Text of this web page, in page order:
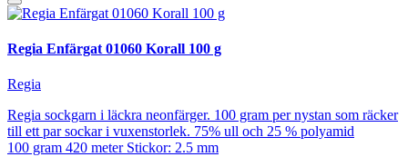
Regia Enfärgat 01060 Korall 100 g
Regia
Regia sockgarn i läckra neonfärger. 100 gram per nystan som räcker
till ett par sockar i vuxenstorlek. 75% ull och 25 % polyamid
100 gram 420 meter Stickor: 2.5 mm